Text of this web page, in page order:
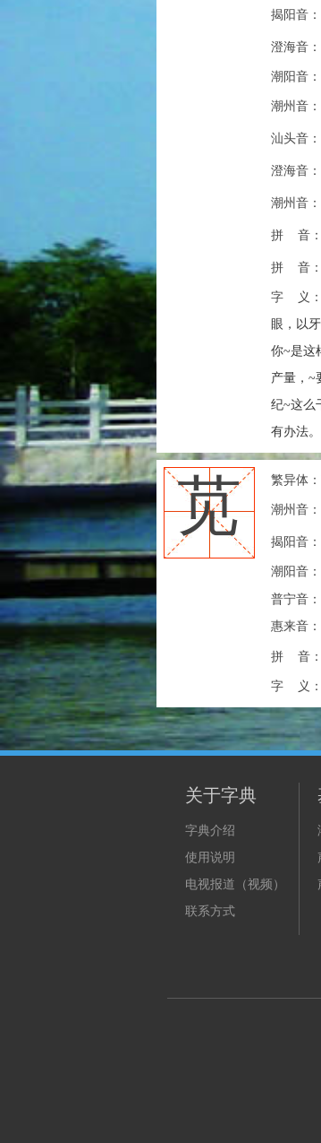
揭阳音：
澄海音：
潮阳音：
潮州音：
汕头音：
澄海音：
潮州音：
拼 音：
拼 音：
字 义：
眼，以
你~是这
产量，~
纪~这么
有办法。
苋 繁异体：
潮州音：
揭阳音：
潮阳音：
普宁音：
惠来音：
拼 音：
字 义：
关于字典
字典介绍
使用说明
电视报道（视频）
联系方式